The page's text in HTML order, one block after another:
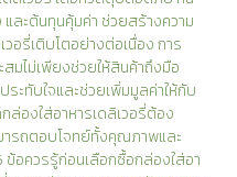
และต้นทุนคุ้มค่า ช่วยสร้างความ
อรี่เติบโตอย่างต่อเนื่อง การ
สมไม่เพียงช่วยให้สินค้าถึงมือ
ะทับใจและช่วยเพิ่มมูลค่าให้กับ
ล่องใส่อาหารเดลิเวอรี่ต้อง
ารถตอบโจทย์ทั้งคุณภาพและ
อควรรู้ก่อนเลือกซื้อกล่องใส่อา